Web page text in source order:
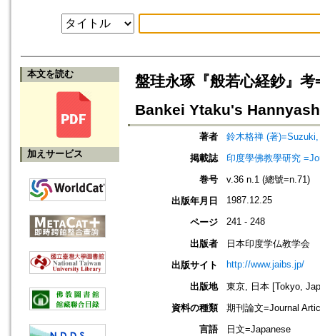
本文を読む
加えサービス
盤珪永琢『般若心経鈔』
Bankei Ytaku's
著者
鈴木格禅 (著
掲載誌
印度學佛教學研究
巻号
v.36 n.1 (總號=n.71)
出版年月日
1987.12.25
ページ 241 - 248
出版者
日本印度学仏教学会
出版サイト
http://www.jaibs.jp/
出版地
東京, 日本 [Tokyo,
資料の種類
期刊論文=Journal
言語
日文=Japanese